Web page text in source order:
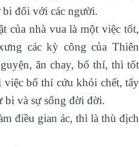
đối với các người.
của nhà vua là một việc tốt,
các kỳ công của Thiên
ăn chay, bố thí, thì tốt
bố thí cứu khỏi chết, tẩy
bi và sự sống đời đời.
điều gian ác, thì là thù địch